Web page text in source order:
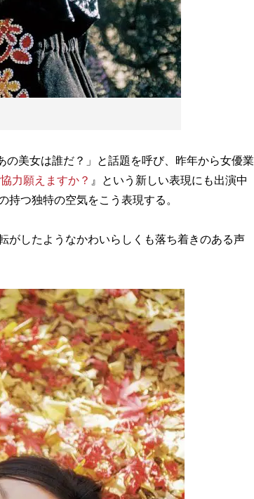
美女は誰だ？」と話題を呼び、昨年から女優業
力願えますか？ 』という新しい表現にも出演中
つ独特の空気をこう表現する。
がしたようなかわいらしくも落ち着きのある声